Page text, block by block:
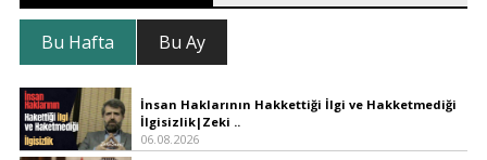
Bu Hafta Bu Ay
İnsan Haklarının Hakkettiği İlgi ve Hakketmediği
İlgisizlik|Zeki ..
06.08.2026